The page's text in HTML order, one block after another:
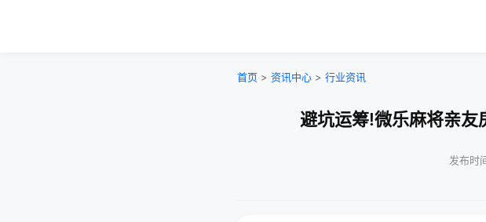
首页 > 资讯中心 > 行业资讯
避坑运筹!微乐麻将亲
发布时